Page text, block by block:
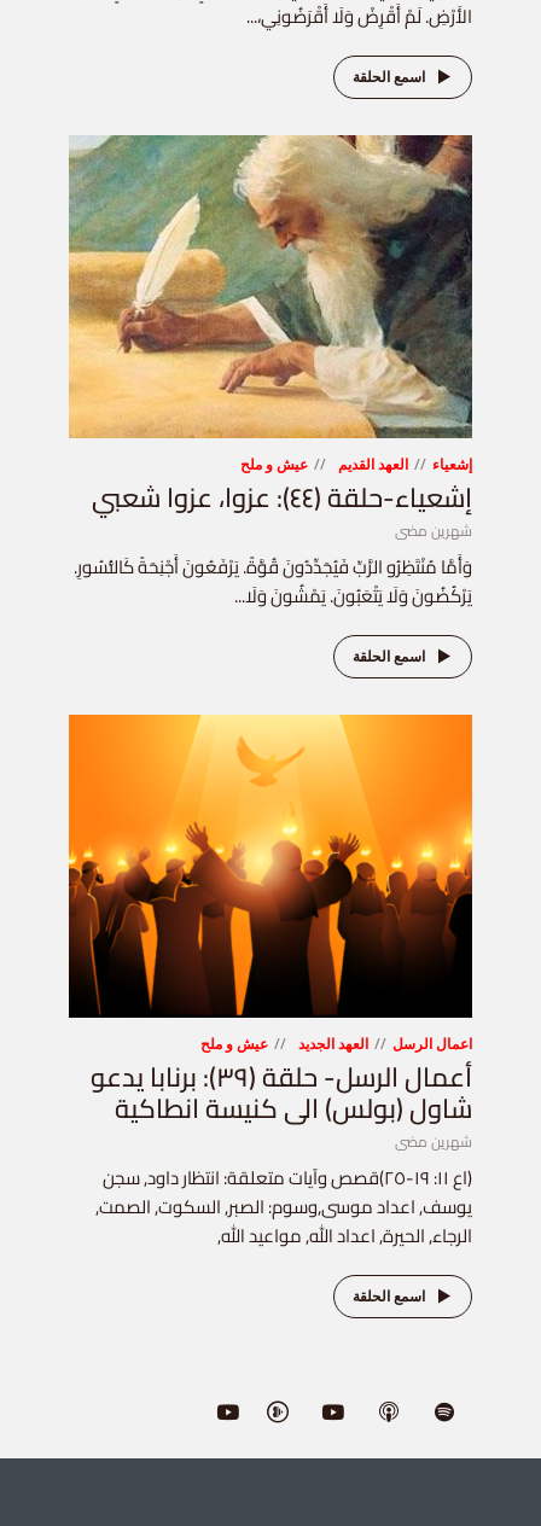
الأَرْضِ. لَمْ أَقْرِضْ وَلَا أَقْرَضُونِي،...
اسمع الحلقة
إشعياء العهد القديم عيش و ملح
إشعياء-حلقة (٤٤): عزوا، عزوا شعبي
شهرين مضى
وَأَمَّا مُنْتَظِرُو الرَّبِّ فَيُجَدِّدُونَ قُوَّةً. يَرْفَعُونَ أَجْنِحَةً كَالنُّسُورِ.
يَرْكُضُونَ وَلَا يَتْعَبُونَ. يَمْشُونَ وَلَا...
اسمع الحلقة
اعمال الرسل العهد الجديد عيش و ملح
أعمال الرسل- حلقة (٣٩): برنابا يدعو
شاول (بولس) الى كنيسة انطاكية
شهرين مضى
(اع ١١: ١٩-٢٥)قصص وآيات متعلقة: انتظار داود, سجن
يوسف, اعداد موسى,وسوم: الصبر, السكوت, الصمت,
الرجاء, الحيرة, اعداد الله, مواعيد الله,
اسمع الحلقة